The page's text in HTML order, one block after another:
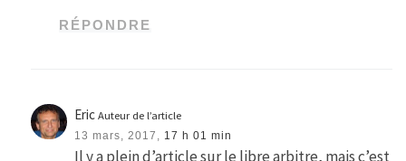
RÉPONDRE
Eric Auteur de l’article
13 mars, 2017, 17 h 01 min
Il y a plein d’article sur le libre arbitre, mais c’est